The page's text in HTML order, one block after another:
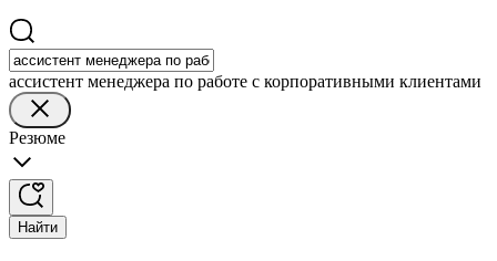
ассистент менеджера по работе с корпоративными клиентами
Резюме
Найти